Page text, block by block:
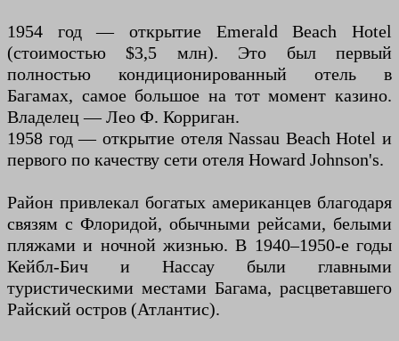
1954 год — открытие Emerald Beach Hotel
(стоимостью $3,5 млн). Это был первый
полностью кондиционированный отель в
Багамах, самое большое на тот момент казино.
Владелец — Лео Ф. Корриган.
1958 год — открытие отеля Nassau Beach Hotel и
первого по качеству сети отеля Howard Johnson's.
Район привлекал богатых американцев благодаря
связям с Флоридой, обычными рейсами, белыми
пляжами и ночной жизнью. В 1940–1950-е годы
Кейбл-Бич и Нассау были главными
туристическими местами Багама, расцветавшего
Райский остров (Атлантис).